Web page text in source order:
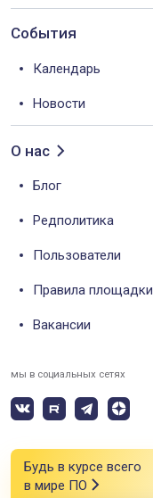
События
Календарь
Новости
О нас
Блог
Редполитика
Пользователи
Правила площадки
Вакансии
мы в социальных сетях
Будь в курсе всего
в мире ПО